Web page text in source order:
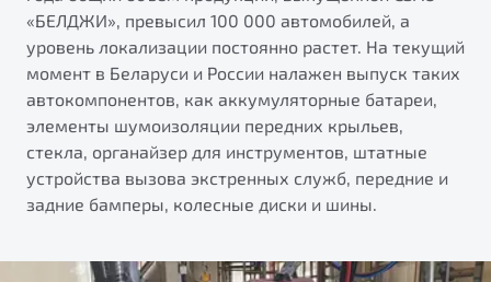
«БЕЛДЖИ», превысил 100 000 автомобилей, а
уровень локализации постоянно растет. На текущий
момент в Беларуси и России налажен выпуск таких
автокомпонентов, как аккумуляторные батареи,
элементы шумоизоляции передних крыльев,
стекла, органайзер для инструментов, штатные
устройства вызова экстренных служб, передние и
задние бамперы, колесные диски и шины.